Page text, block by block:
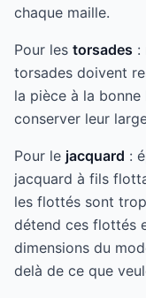
chaque maille.
Pour les torsades :
torsades doivent
la pièce à la
conserver leur
Pour le jacquard :
jacquard à fils
les flottés sont
détend ces flottés
dimensions du
delà de ce que